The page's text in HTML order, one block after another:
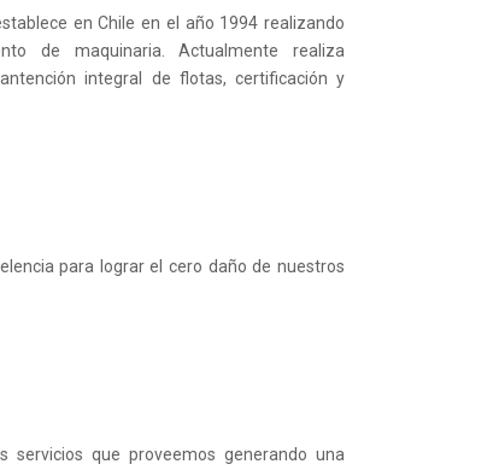
en Chile en el año 1994 realizando
de maquinaria. Actualmente realiza
integral de flotas, certificación y
para lograr el cero daño de nuestros
servicios que proveemos generando una